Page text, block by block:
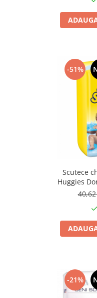
-51%
Scutece
Huggies
-21%